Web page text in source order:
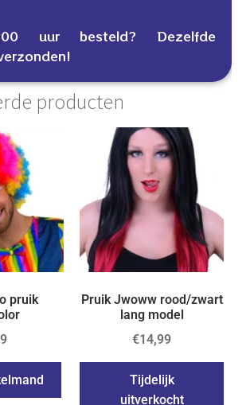
uur besteld? Dezelfde
producten
pruik
Pruik Jwoww rood/zwart
lang model
€14,99
Tijdelijk
uitverkocht